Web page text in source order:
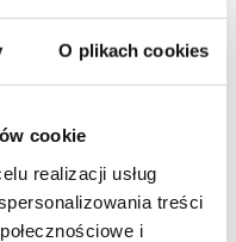
O plikach cookies
cookie
realizacji usług
spersonalizowania treści
i